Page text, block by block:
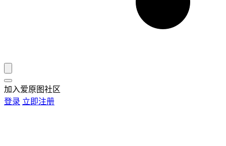
加入爱原图社区
登录 立即注册